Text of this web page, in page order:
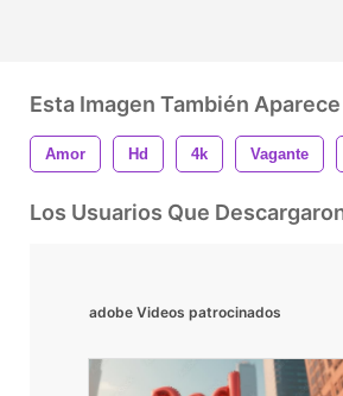
Esta Imagen También
Amor Hd 4k Vagante
Los Usuarios Que
adobe Videos patrocinados